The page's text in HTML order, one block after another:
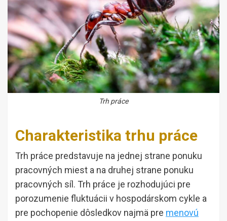
Trh práce
Charakteristika trhu práce
Trh práce predstavuje na jednej strane ponuku
pracovných miest a na druhej strane ponuku
pracovných síl. Trh práce je rozhodujúci pre
porozumenie fluktuácii v hospodárskom cykle a
pre pochopenie dôsledkov najmä pre menovú